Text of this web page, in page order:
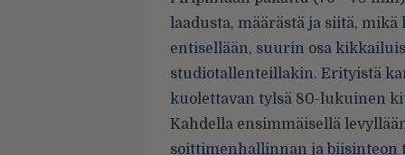
laadusta, määrästä ja siitä,
entisellään, suurin osa
studiotallenteillakin. Erityistä
kuolettavan tylsä 80-lukuinen
Kahdella ensimmäisellä
soittimenhallinnan ja biisinteon